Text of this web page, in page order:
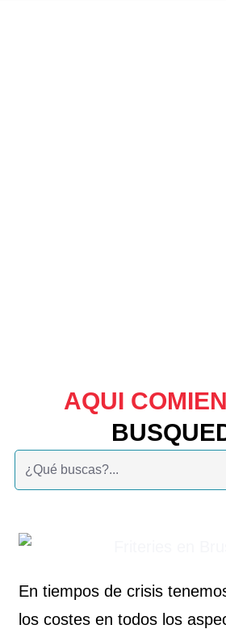
AQUI
Buscar:
En tiempos de crisis
los costes en todos los